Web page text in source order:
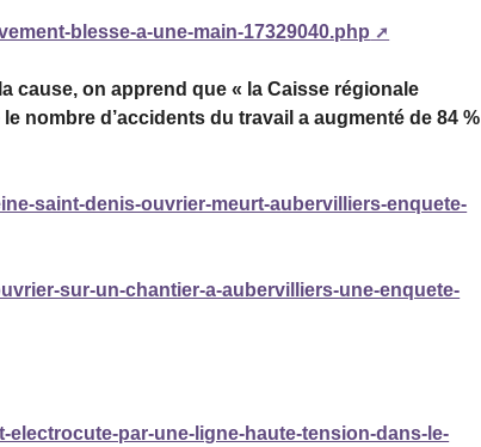
blesse-a-une-main-17329040.php
cause, on apprend que « la Caisse régionale
nombre d’accidents du travail a augmenté de 84 %
saint-denis-ouvrier-meurt-aubervilliers-enquete-
sur-un-chantier-a-aubervilliers-une-enquete-
par-une-ligne-haute-tension-dans-le-